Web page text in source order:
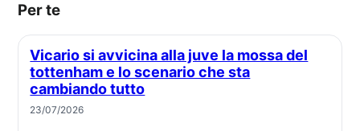
Per te
Vicario si avvicina alla juve la mossa del
tottenham e lo scenario che sta
cambiando tutto
23/07/2026